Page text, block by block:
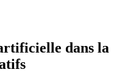
dans la